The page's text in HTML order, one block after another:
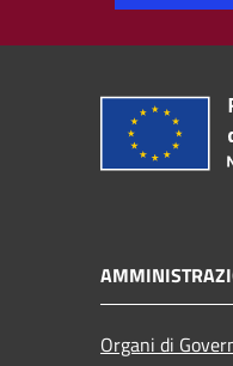
Organi di